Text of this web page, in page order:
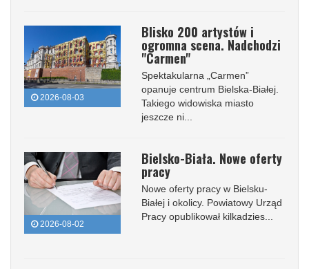
2026-08-03
Blisko 200 artystów i
ogromna scena. Nadchodzi
"Carmen"
Spektakularna „Carmen”
opanuje centrum Bielska-Białej.
Takiego widowiska miasto
jeszcze ni...
2026-08-02
Bielsko-Biała. Nowe oferty
pracy
Nowe oferty pracy w Bielsku-
Białej i okolicy. Powiatowy Urząd
Pracy opublikował kilkadzies...